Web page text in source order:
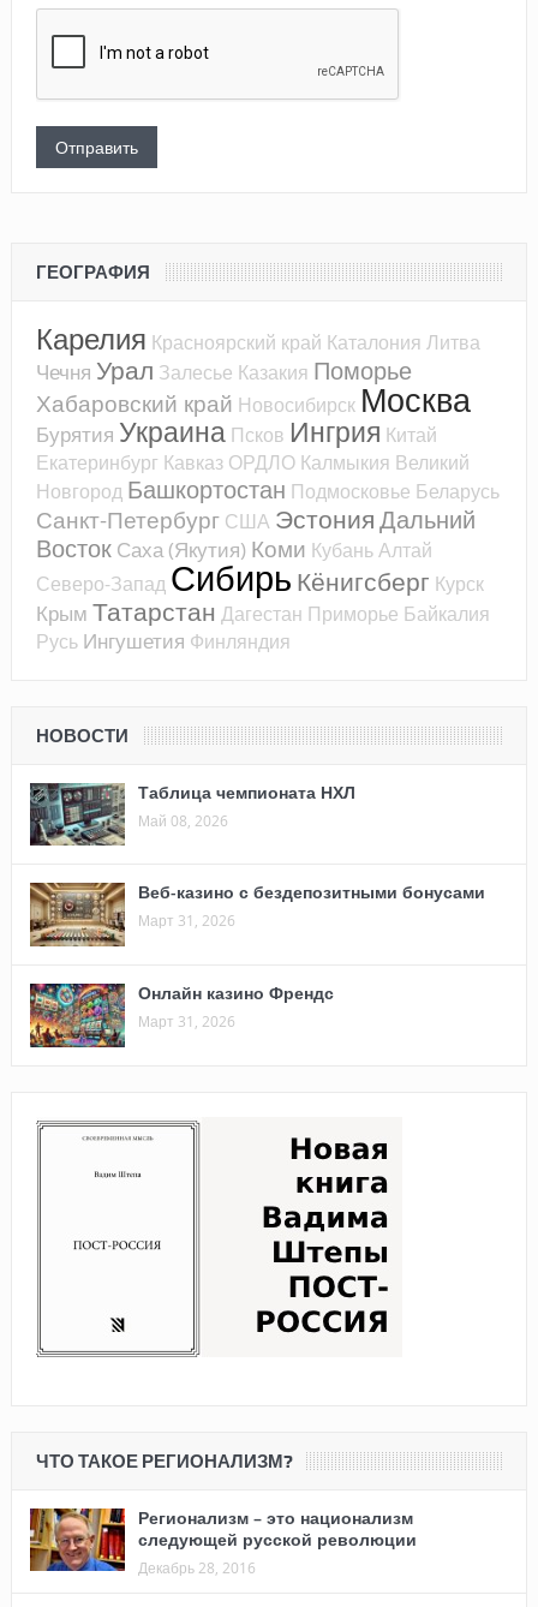
ГЕОГРАФИЯ
Карелия Красноярский край Каталония Литва
Чечня Урал Залесье Казакия Поморье
Хабаровский край Новосибирск Москва
Бурятия Украина Псков Ингрия Китай
Екатеринбург Кавказ ОРДЛО Калмыкия Великий
Новгород Башкортостан Подмосковье Беларусь
Санкт-Петербург США ЭстонияДальний
Восток Саха (Якутия) Коми КубаньАлтай
Северо-Запад Сибирь Кёнигсберг Курск
Крым Татарстан Дагестан Приморье Байкалия
Русь Ингушетия Финляндия
НОВОСТИ
Таблица чемпионата НХЛ
Май 08, 2026
Веб-казино с бездепозитными бонусами
Март 31, 2026
Онлайн казино Френдс
Март 31, 2026
ЧТО ТАКОЕ РЕГИОНАЛИЗМ?
Регионализм – это национализм
следующей русской революции
Декабрь 28, 2016